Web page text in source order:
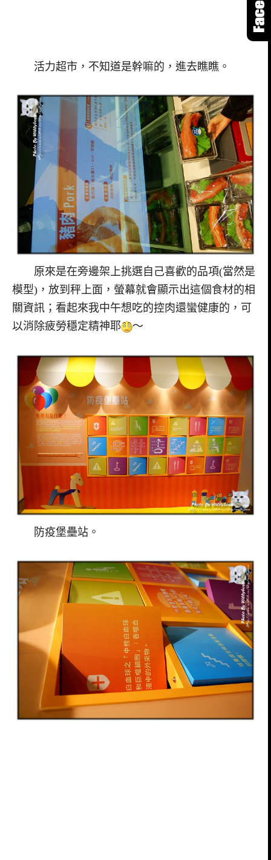
活力超市，不知道是幹嘛的，進去瞧瞧。
原來是在旁邊架上挑選自己喜歡的品項(當然是
模型)，放到秤上面，螢幕就會顯示出這個食材的相
關資訊；看起來我中午想吃的控肉還蠻健康的，可
以消除疲勞穩定精神耶
～
防疫堡壘站。